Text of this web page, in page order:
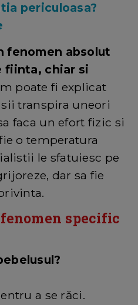
periculoasa?
fenomen absolut
fiinta, chiar si
poate fi explicat
transpira uneori
faca un efort fizic si
o temperatura
le sfatuiesc pe
dar sa fie
specific
a se răci.